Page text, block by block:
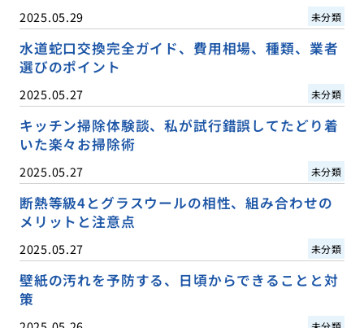
2025.05.29 未分類
水道蛇口交換完全ガイド、費用相場、種類、業者
選びのポイント
2025.05.27 未分類
キッチン掃除体験談、私が試行錯誤してたどり着
いた楽々お掃除術
2025.05.27 未分類
断熱等級4とグラスウールの相性、組み合わせの
メリットと注意点
2025.05.27 未分類
壁紙の汚れを予防する、日頃からできることと対
策